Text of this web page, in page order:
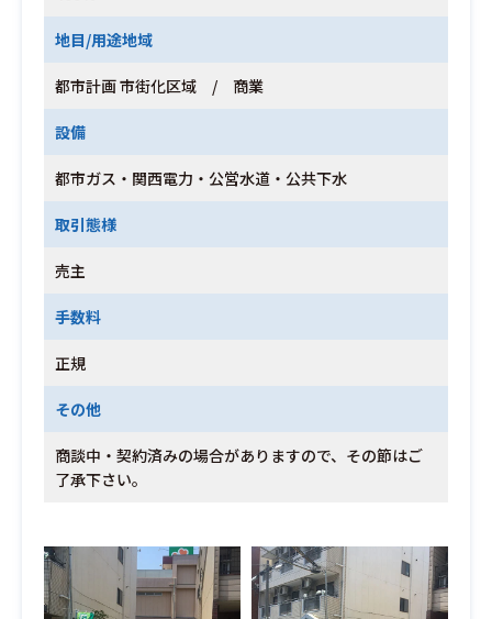
地目/用途地域
都市計画 市街化区域 / 商業
設備
都市ガス・関西電力・公営水道・公共下水
取引態様
売主
手数料
正規
その他
商談中・契約済みの場合がありますので、その節はご
了承下さい。